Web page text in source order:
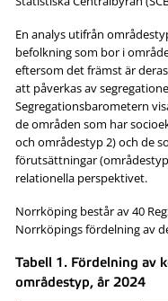
En analys utifrån
befolkning som bor i
eftersom det främst är
att påverkas av
Segregationsbarometern
de områden som har
och områdestyp 2) och de
förutsättningar
relationella perspektivet.
Norrköping består av 40
Norrköpings fördelning av
Tabell 1. Fördelning av
områdestyp, år 2024